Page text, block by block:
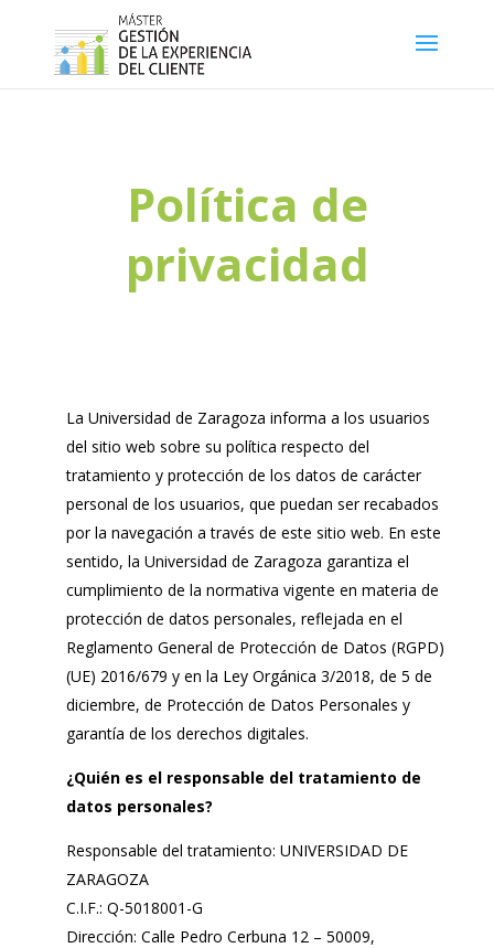
Política de
privacidad
La Universidad de Zaragoza informa a los usuarios
del sitio web sobre su política respecto del
tratamiento y protección de los datos de carácter
personal de los usuarios, que puedan ser recabados
por la navegación a través de este sitio web. En este
sentido, la Universidad de Zaragoza garantiza el
cumplimiento de la normativa vigente en materia de
protección de datos personales, reflejada en el
Reglamento General de Protección de Datos (RGPD)
(UE) 2016/679 y en la Ley Orgánica 3/2018, de 5 de
diciembre, de Protección de Datos Personales y
garantía de los derechos digitales.
¿Quién es el responsable del tratamiento de
datos personales?
Responsable del tratamiento: UNIVERSIDAD DE
ZARAGOZA
C.I.F.: Q-5018001-G
Dirección: Calle Pedro Cerbuna 12 – 50009,